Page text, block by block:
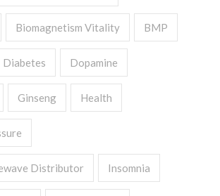
Biomagnetism Vitality BMP
Diabetes Dopamine
Ginseng Health
Distributor Insomnia